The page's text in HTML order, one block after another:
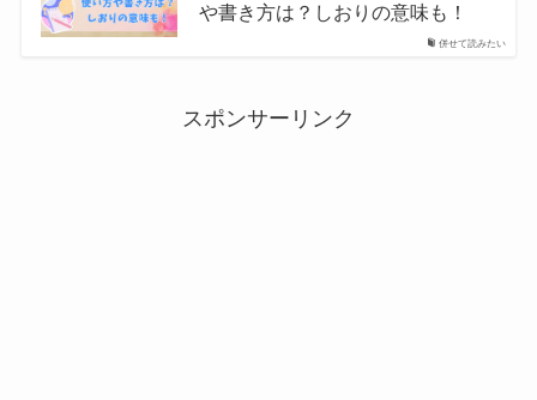
併せて読みたい
や書き方は？しおりの意味も！
スポンサーリンク